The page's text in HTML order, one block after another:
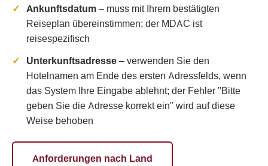
Ankunftsdatum– muss mit Ihrem bestätigten
Reiseplan übereinstimmen; der MDAC ist
reisespezifisch
Unterkunftsadresse– verwenden Sie den
Hotelnamen am Ende des ersten Adressfelds, wenn
das System Ihre Eingabe ablehnt; der Fehler "Bitte
geben Sie die Adresse korrekt ein" wird auf diese
Weise behoben
Anforderungen nach Land